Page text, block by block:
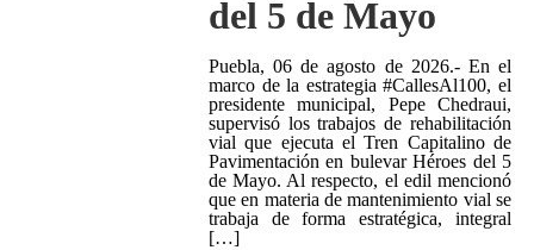
del 5 de Mayo
Puebla, 06 de agosto de 2026.- En el
marco de la estrategia #CallesAl100, el
presidente municipal, Pepe Chedraui,
supervisó los trabajos de rehabilitación
vial que ejecuta el Tren Capitalino de
Pavimentación en bulevar Héroes del 5
de Mayo. Al respecto, el edil mencionó
que en materia de mantenimiento vial se
trabaja de forma estratégica, integral
[…]